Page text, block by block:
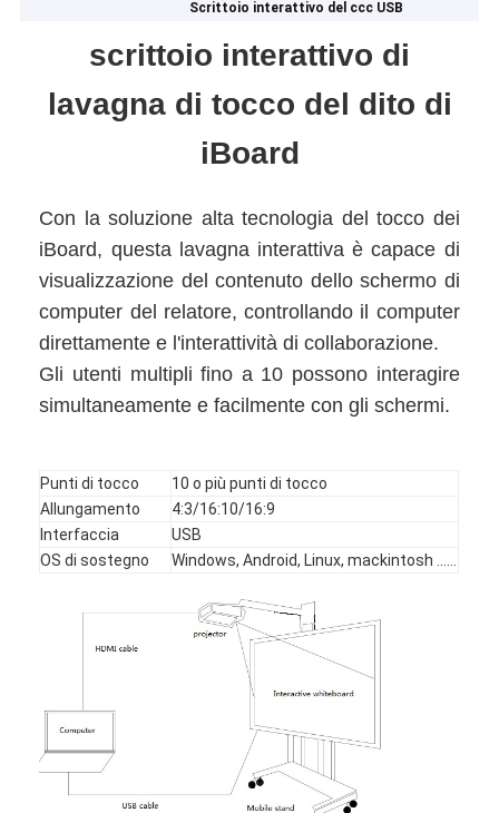
Scrittoio interattivo del ccc USB
scrittoio interattivo di
lavagna di tocco del dito di
iBoard
Con la soluzione alta tecnologia del tocco dei
iBoard, questa lavagna interattiva è capace di
visualizzazione del contenuto dello schermo di
computer del relatore, controllando il computer
direttamente e l'interattività di collaborazione.
Gli utenti multipli fino a 10 possono interagire
simultaneamente e facilmente con gli schermi.
Punti di tocco
10 o più punti di tocco
Allungamento
4:3/16:10/16:9
Interfaccia
USB
OS di sostegno
Windows, Android, Linux, mackintosh ......